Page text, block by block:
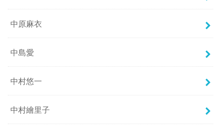
中原麻衣
中島愛
中村悠一
中村繪里子